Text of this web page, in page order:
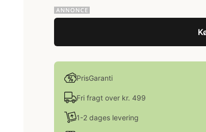
PrisGaranti
Fri fragt over kr. 499
1-2 dages levering